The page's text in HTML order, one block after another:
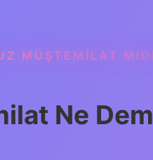
MÜŞTEMILAT
Ne